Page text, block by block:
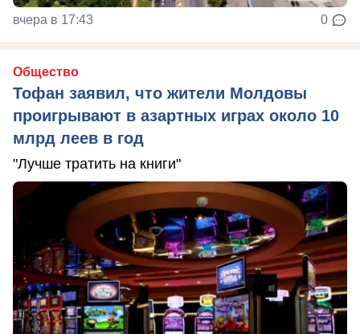
вчера в 17:43 0
Общество
Тофан заявил, что жители Молдовы
проигрывают в азартных играх около 10
млрд леев в год
"Лучше тратить на книги"